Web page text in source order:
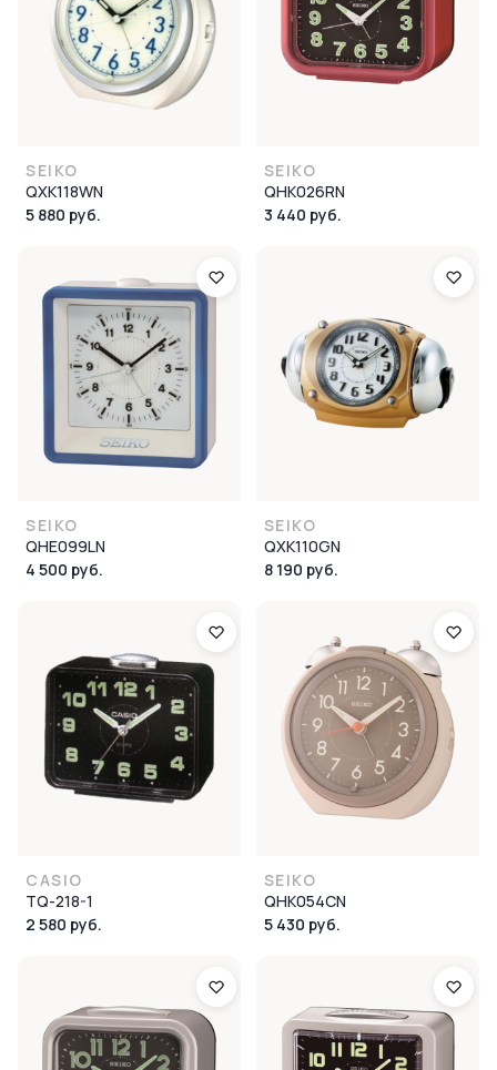
SEIKO
QXK118WN
5 880 руб.
SEIKO
QHK026RN
3 440 руб.
SEIKO
QHE099LN
4 500 руб.
SEIKO
QXK110GN
8 190 руб.
CASIO
TQ-218-1
2 580 руб.
SEIKO
QHK054СN
5 430 руб.